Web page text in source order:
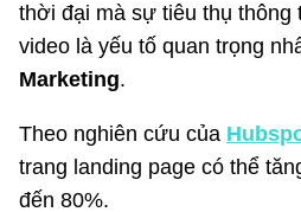
thời đại mà sự tiêu thụ thông
video là yếu tố quan trọng
Marketing.
Theo nghiên cứu của
trang landing page có thể
đến 80%.